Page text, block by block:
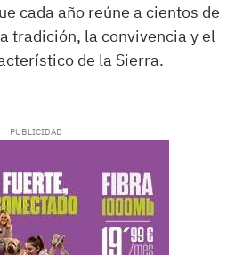
cada año reúne a cientos de
tradición, la convivencia y el
de la Sierra.